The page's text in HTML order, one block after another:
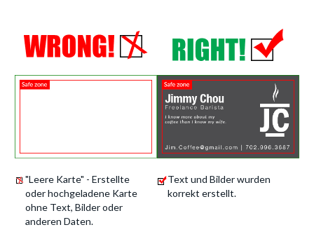
"Leere Karte" - Erstellte
oder hochgeladene Karte
ohne Text, Bilder oder
anderen Daten.
Text und Bilder wurden
korrekt erstellt.